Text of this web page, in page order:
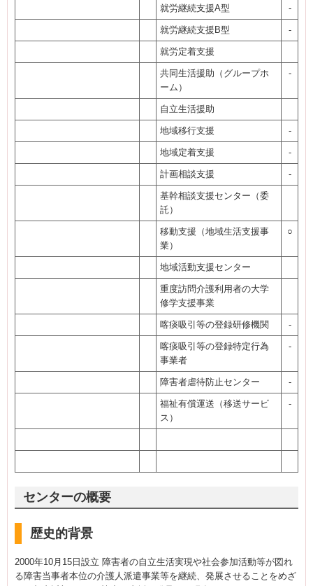
就労継続支援A型 -
就労継続支援B型 -
就労定着支援
共同生活援助（グループホ
ーム）
-
自立生活援助
地域移行支援 -
地域定着支援 -
計画相談支援 -
基幹相談支援センター（委
託）
移動支援（地域生活支援事
業）
○
地域活動支援センター
重度訪問介護利用者の大学
修学支援事業
喀痰吸引等の登録研修機関 -
喀痰吸引等の登録特定行為
事業者
-
障害者虐待防止センター -
福祉有償運送（移送サービ
ス）
-
センターの概要
歴史的背景
2000年10月15日設立 障害者の自立生活実現や社会参加活動等が図れ
る障害当事者本位の介護人派遣事業等を継続、発展させることをめざ